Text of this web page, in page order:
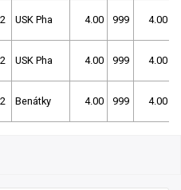
2 USK Pha 4.00 999 4.00
2 USK Pha 4.00 999 4.00
2 Benátky 4.00 999 4.00